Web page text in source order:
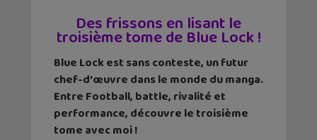
Des frissons en lisant le
troisième tome de Blue Lock !
Blue Lock est sans conteste, un futur
chef-d’œuvre dans le monde du manga.
Entre Football, battle, rivalité et
performance, découvre le troisième
tome avec moi !